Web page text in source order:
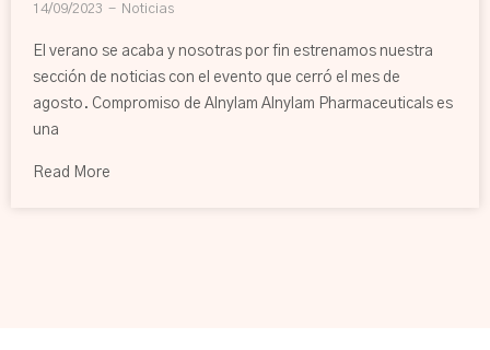
14/09/2023 Noticias
El verano se acaba y nosotras por fin estrenamos nuestra
sección de noticias con el evento que cerró el mes de
agosto. Compromiso de Alnylam Alnylam Pharmaceuticals es
una
Read More